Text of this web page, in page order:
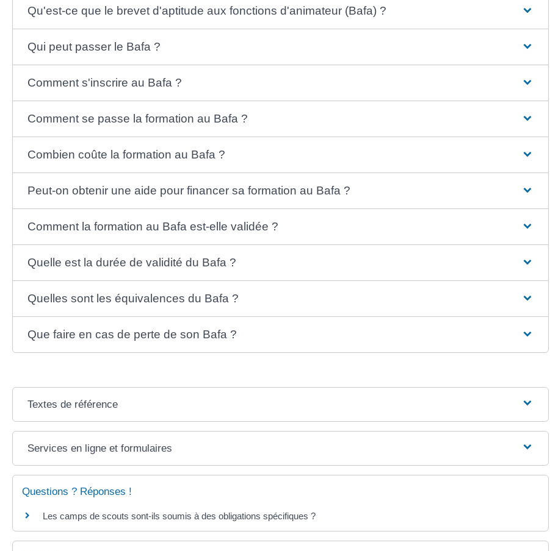
Qu'est-ce que le brevet d'aptitude aux fonctions d'animateur (Bafa) ?
Qui peut passer le Bafa ?
Comment s'inscrire au Bafa ?
Comment se passe la formation au Bafa ?
Combien coûte la formation au Bafa ?
Peut-on obtenir une aide pour financer sa formation au Bafa ?
Comment la formation au Bafa est-elle validée ?
Quelle est la durée de validité du Bafa ?
Quelles sont les équivalences du Bafa ?
Que faire en cas de perte de son Bafa ?
Textes de référence
Services en ligne et formulaires
Questions ? Réponses !
Les camps de scouts sont-ils soumis à des obligations spécifiques ?